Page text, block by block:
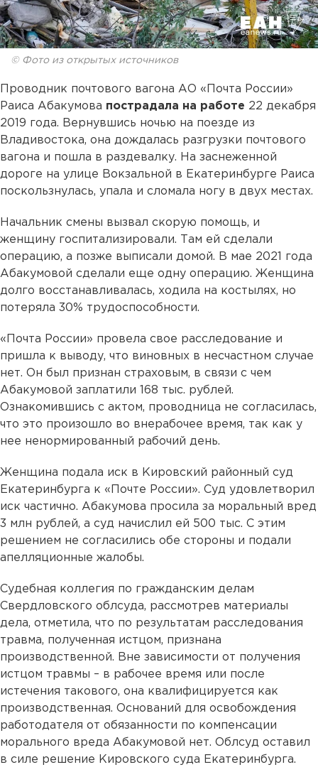
© Фото из открытых источников
Проводник почтового вагона АО «Почта России»
Раиса Абакумова пострадала на работе 22 декабря
2019 года. Вернувшись ночью на поезде из
Владивостока, она дождалась разгрузки почтового
вагона и пошла в раздевалку. На заснеженной
дороге на улице Вокзальной в Екатеринбурге Раиса
поскользнулась, упала и сломала ногу в двух местах.
Начальник смены вызвал скорую помощь, и
женщину госпитализировали. Там ей сделали
операцию, а позже выписали домой. В мае 2021 года
Абакумовой сделали еще одну операцию. Женщина
долго восстанавливалась, ходила на костылях, но
потеряла 30% трудоспособности.
«Почта России» провела свое расследование и
пришла к выводу, что виновных в несчастном случае
нет. Он был признан страховым, в связи с чем
Абакумовой заплатили 168 тыс. рублей.
Ознакомившись с актом, проводница не согласилась,
что это произошло во внерабочее время, так как у
нее ненормированный рабочий день.
Женщина подала иск в Кировский районный суд
Екатеринбурга к «Почте России». Суд удовлетворил
иск частично. Абакумова просила за моральный вред
3 млн рублей, а суд начислил ей 500 тыс. С этим
решением не согласились обе стороны и подали
апелляционные жалобы.
Судебная коллегия по гражданским делам
Свердловского облсуда, рассмотрев материалы
дела, отметила, что по результатам расследования
травма, полученная истцом, признана
производственной. Вне зависимости от получения
истцом травмы – в рабочее время или после
истечения такового, она квалифицируется как
производственная. Оснований для освобождения
работодателя от обязанности по компенсации
морального вреда Абакумовой нет. Облсуд оставил
в силе решение Кировского суда Екатеринбурга.